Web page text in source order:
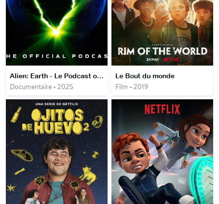
Alien: Earth - Le Podcast officiel
Documentaire • 2025
Le Bout du monde
Film • 2019